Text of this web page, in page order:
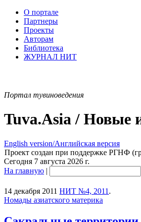
О портале
Партнеры
Проекты
Авторам
Библиотека
ЖУРНАЛ НИТ
Портал тувиноведения
Tuva.Asia / Новые
English version/Английская версия
Проект создан при поддержке РГНФ
Сегодня 7 августа 2026 г.
На главную |
14 декабря 2011 НИТ №4, 2011 .
Номады азиатского материка